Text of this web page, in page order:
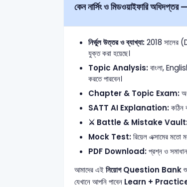
কেন নার্সিং ও মিডওয়াইফারি অধিদপ্তর
নির্ভুল উত্তর ও ব্যাখ্যা:2018 সালের
যুক্ত করা হয়েছে।
Topic Analysis:বাংলা,
করতে পারবেন।
Chapter & Topic Exam:
SATT AI Explanation:কঠিন
⚔️ Battle & Mistake
Mock Test:রিয়েল এক্সামের মতো
PDF Download:প্রশ্ন ও
আমাদের এইনিয়োগ Question Bank
যেখানে আপনি পাবেন Learn +